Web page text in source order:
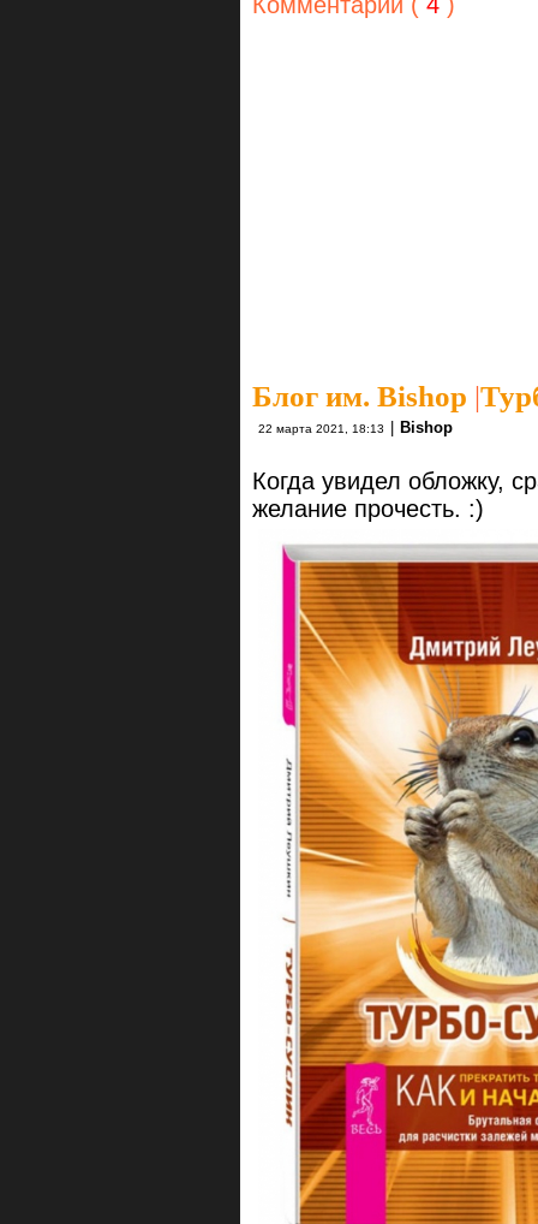
Блог им. Bishop |
22 марта 2021, 18:13 | Bishop
Когда увидел обложку,
желание прочесть. :)